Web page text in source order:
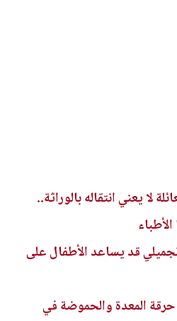
لا يعني انتقاله بالوراثة..
قد يساعد الأطفال على
المعدة والحموضة في